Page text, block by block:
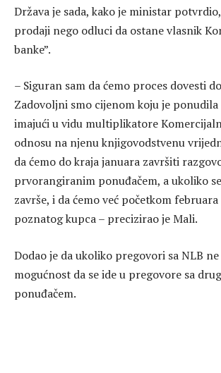
Država je sada, kako je ministar
prodaji nego odluci da ostane vlasnik
banke”.
– Siguran sam da ćemo proces dovesti
Zadovoljni smo cijenom koju je ponudila
imajući u vidu multiplikatore
odnosu na njenu knjigovodstvenu
da ćemo do kraja januara završiti
prvorangiranim ponuđačem, a ukoliko
završe, i da ćemo već početkom
poznatog kupca – precizirao je Mali.
Dodao je da ukoliko pregovori sa NLB
mogućnost da se ide u pregovore sa
ponuđačem.